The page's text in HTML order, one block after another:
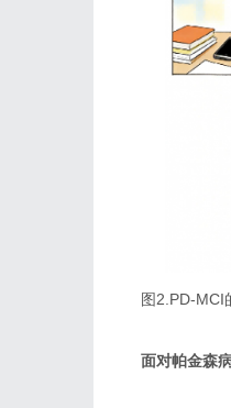
图2.PD-MCI
面对帕金森